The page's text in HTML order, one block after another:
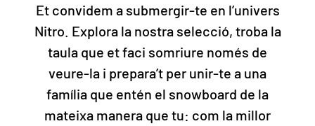
Et convidem a submergir-te en l’univers
Nitro. Explora la nostra selecció, troba la
taula que et faci somriure només de
veure-la i prepara’t per unir-te a una
família que entén el snowboard de la
mateixa manera que tu: com la millor